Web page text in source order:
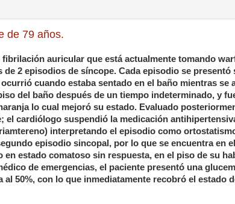
de 79 años.
auricular que está actualmente tomando
de 2 episodios de síncope. Cada episodio se
cuando estaba sentado en el baño mientras se
del baño después de un tiempo indeterminado, y
lo cual mejoró su estado. Evaluado
el cardiólogo suspendió la medicación
interpretando el episodio como
episodio sincopal, por lo que se encuentra en
en estado comatoso sin respuesta, en el piso de su
de emergencias, el paciente presentó una
50%, con lo que inmediatamente recobró el estado